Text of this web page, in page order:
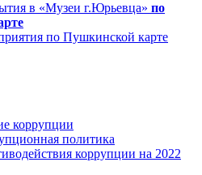
в «Музеи г.Юрьевца» по
по Пушкинской карте
коррупции
политика
коррупции на 2022